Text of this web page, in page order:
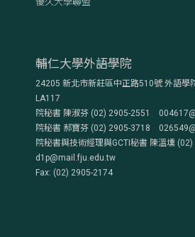
輔仁大學外語學院
24205 新北市新莊區中正路510號 外語學
LA117
院秘書 陳淑芬 (02) 2905-2551
院秘書 郝寶芬 (02) 2905-3718
院秘書與技術經理與GCTI秘書 陳溫壎
d1p@mail.fju.edu.tw
Fax: (02) 2905-2174